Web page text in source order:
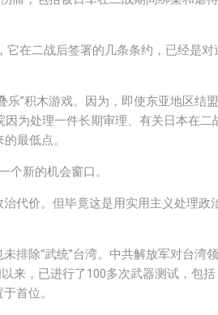
它在二战后签署的几条条约，已经是对
”积木游戏。因为，即使东亚地区结盟
为处理一件长期审理、有关日本在二
最低点。
个新的机会窗口。
代价。但毕竟这是用实用主义处理政
排除“武统”台湾。中共解放军对台湾领
来，已进行了100多次武器测试，包括
首位。